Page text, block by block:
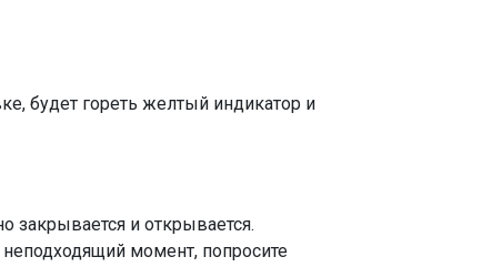
будет гореть желтый индикатор и
закрывается и открывается.
момент, попросите